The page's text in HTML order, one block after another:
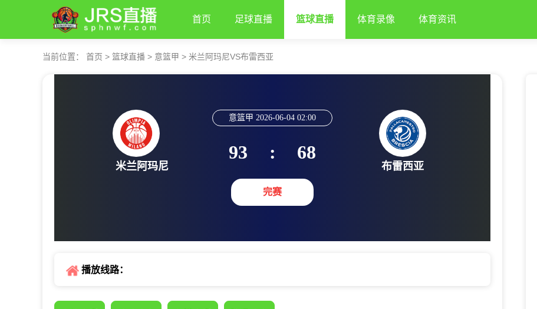
首页 足球直播 篮球直播 体育录像 体育资讯
当前位置： 首页 > 篮球直播 > 意篮甲 > 米兰阿玛尼VS布雷西亚
米兰阿玛尼
意篮甲 2026-06-04 02:00
93 : 68
完赛
布雷西亚
播放线路：